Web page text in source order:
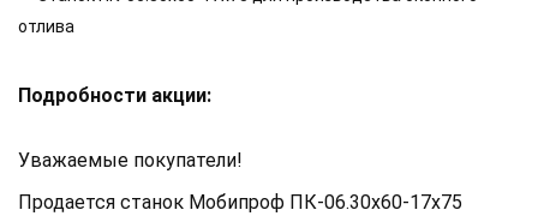
Подробности акции:
Уважаемые покупатели!
Продается станок Мобипроф ПК-06.30х60-17x75